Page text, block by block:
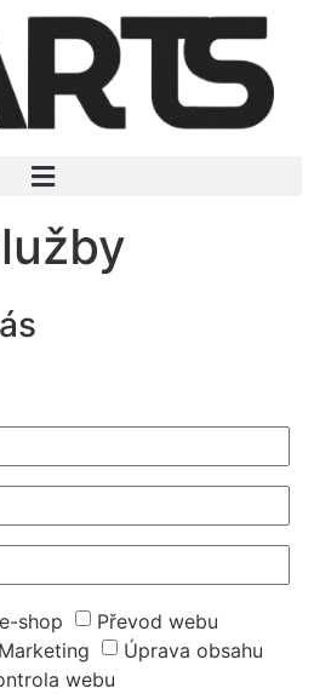
shop
Převod webu
Marketing
Úprava obsahu
webu